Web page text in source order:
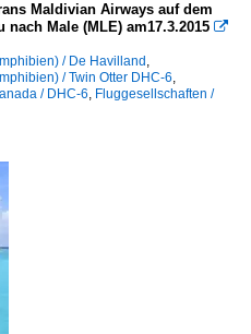
Maldivian Airways auf dem
Male (MLE) am17.3.2015 
/ De Havilland ,
/ Twin Otter DHC-6,
/ DHC-6, Fluggesellschaften /